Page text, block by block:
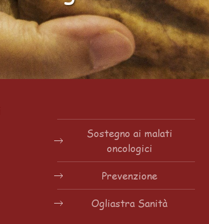
Sostegno ai malati
oncologici
Prevenzione
Ogliastra Sanità